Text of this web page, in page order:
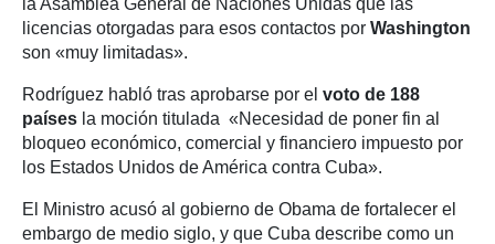
la Asamblea General de Naciones Unidas que las
licencias otorgadas para esos contactos por Washington
son «muy limitadas».
Rodríguez habló tras aprobarse por el voto de 188
países la moción titulada «Necesidad de poner fin al
bloqueo económico, comercial y financiero impuesto por
los Estados Unidos de América contra Cuba».
El Ministro acusó al gobierno de Obama de fortalecer el
embargo de medio siglo, y que Cuba describe como un